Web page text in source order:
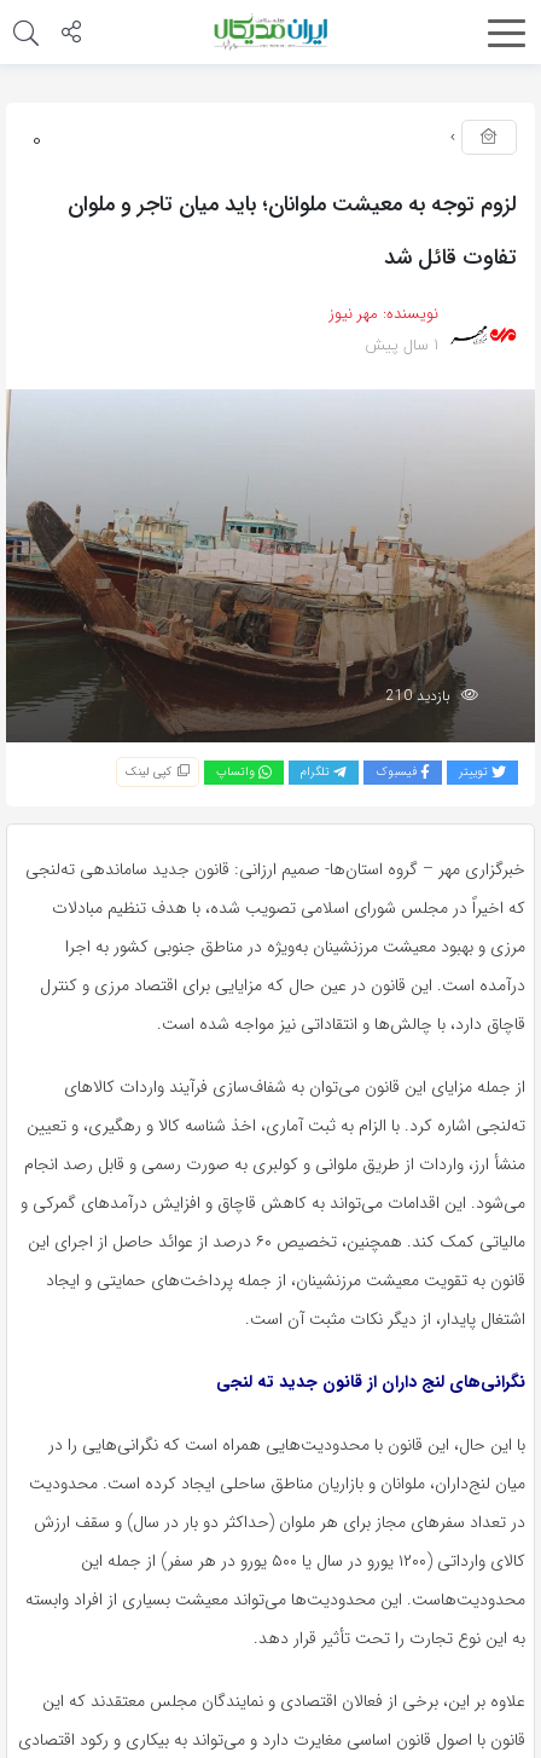
0
لزوم توجه به معیشت ملوانان؛ باید میان تاجر و ملوان
تفاوت قائل شد
نویسنده: مهر نیوز
1 سال پیش
بازدید 210
توییتر فیسبوک تلگرام واتساپ کپی لینک
خبرگزاری مهر – گروه استان‌ها- صمیم ارزانی: قانون جدید ساماندهی ته‌لنجی
که اخیراً در مجلس شورای اسلامی تصویب شده، با هدف تنظیم مبادلات
مرزی و بهبود معیشت مرزنشینان به‌ویژه در مناطق جنوبی کشور به اجرا
درآمده است. این قانون در عین حال که مزایایی برای اقتصاد مرزی و کنترل
قاچاق دارد، با چالش‌ها و انتقاداتی نیز مواجه شده است.
از جمله مزایای این قانون می‌توان به شفاف‌سازی فرآیند واردات کالاهای
ته‌لنجی اشاره کرد. با الزام به ثبت آماری، اخذ شناسه کالا و رهگیری، و تعیین
منشأ ارز، واردات از طریق ملوانی و کولبری به صورت رسمی و قابل رصد انجام
می‌شود. این اقدامات می‌تواند به کاهش قاچاق و افزایش درآمدهای گمرکی و
مالیاتی کمک کند. همچنین، تخصیص ۶۰ درصد از عوائد حاصل از اجرای این
قانون به تقویت معیشت مرزنشینان، از جمله پرداخت‌های حمایتی و ایجاد
اشتغال پایدار، از دیگر نکات مثبت آن است.
نگرانی‌های لنج داران از قانون جدید ته لنجی
با این حال، این قانون با محدودیت‌هایی همراه است که نگرانی‌هایی را در
میان لنج‌داران، ملوانان و بازاریان مناطق ساحلی ایجاد کرده است. محدودیت
در تعداد سفرهای مجاز برای هر ملوان (حداکثر دو بار در سال) و سقف ارزش
کالای وارداتی (۱۲۰۰ یورو در سال یا ۵۰۰ یورو در هر سفر) از جمله این
محدودیت‌هاست. این محدودیت‌ها می‌تواند معیشت بسیاری از افراد وابسته
به این نوع تجارت را تحت تأثیر قرار دهد.
علاوه بر این، برخی از فعالان اقتصادی و نمایندگان مجلس معتقدند که این
قانون با اصول قانون اساسی مغایرت دارد و می‌تواند به بیکاری و رکود اقتصادی